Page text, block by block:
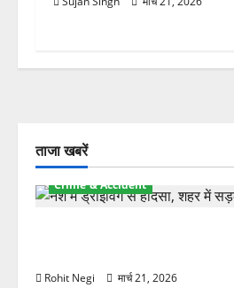
ताजा खबरें
Crime & Accident
Rohit Negi मार्च 21, 2026